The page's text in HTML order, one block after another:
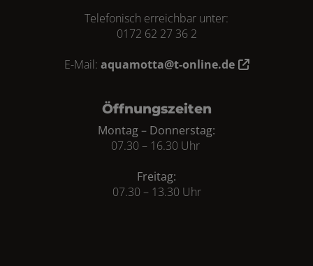
Telefonisch erreichbar unter:
0172 62 27 36 2
E-Mail: aquamotta@t-online.de
Öffnungszeiten
Montag – Donnerstag:
07.30 – 16.30 Uhr
Freitag:
07.30 – 13.30 Uhr